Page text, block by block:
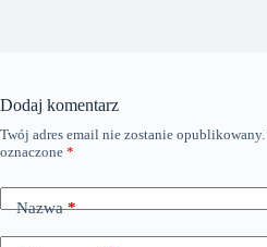
Dodaj komentarz
Twój adres email nie zostanie opublikowany.
oznaczone *
Nazwa*